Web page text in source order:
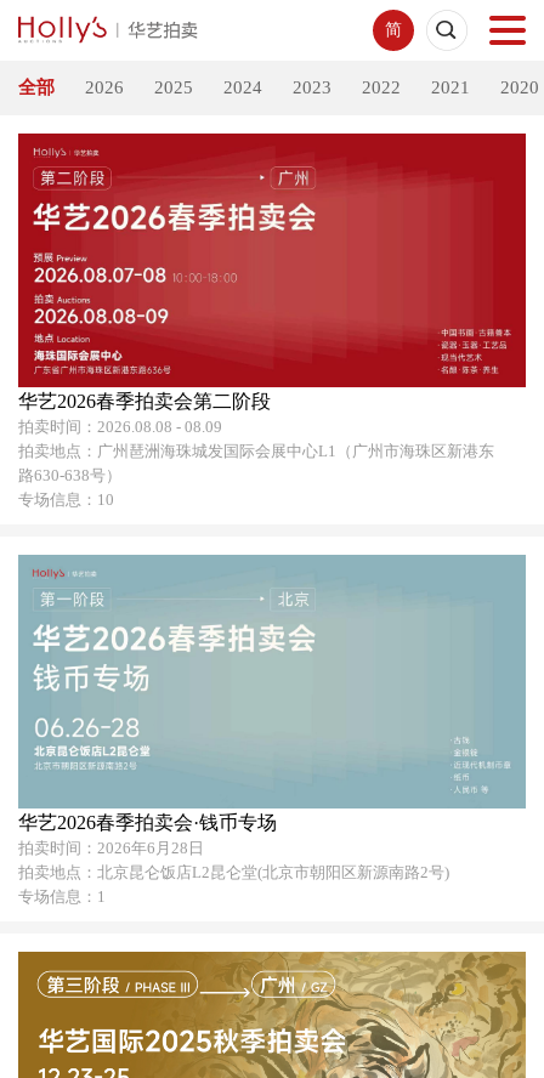
简
首页
拍卖预展
网络拍卖
新闻中心
全部 2026 2025 2024 2023 2022 2021 2020
华艺2026春季拍卖会第二阶段
拍卖时间：2026.08.08 - 08.09
拍卖地点：广州琶洲海珠城发国际会展中心L1（广州市海珠区新港东
路630-638号）
专场信息：10
华艺2026春季拍卖会·钱币专场
拍卖时间：2026年6月28日
拍卖地点：北京昆仑饭店L2昆仑堂(北京市朝阳区新源南路2号)
专场信息：1